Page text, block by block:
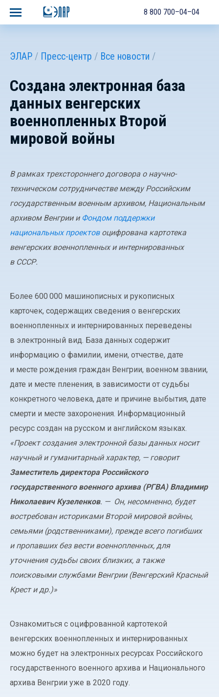
8 800 700–04–04
ЭЛАР Пресс-центр Все новости
Создана электронная база
данных венгерских
военнопленных Второй
мировой войны
В рамках трехстороннего договора о научно-
техническом сотрудничестве между Российским
государственным военным архивом, Национальным
архивом Венгрии и Фондом поддержки
национальных проектовоцифрована картотека
венгерских военнопленных и интернированных
в СССР.
Более 600 000 машинописных и рукописных
карточек, содержащих сведения о венгерских
военнопленных и интернированных переведены
в электронный вид. База данных содержит
информацию о фамилии, имени, отчестве, дате
и месте рождения граждан Венгрии, военном звании,
дате и месте пленения, в зависимости от судьбы
конкретного человека, дате и причине выбытия, дате
смерти и месте захоронения. Информационный
ресурс создан на русском и английском языках.
«Проект создания электронной базы данных носит
научный и гуманитарный характер, — говорит
Заместитель директора Российского
государственного военного архива (РГВА) Владимир
Николаевич Кузеленков. — Он, несомненно, будет
востребован историками Второй мировой войны,
семьями (родственниками), прежде всего погибших
и пропавших без вести военнопленных, для
уточнения судьбы своих близких, а также
поисковыми службами Венгрии (Венгерский Красный
Крест и др.)»
Ознакомиться с оцифрованной картотекой
венгерских военнопленных и интернированных
можно будет на электронных ресурсах Российского
государственного военного архива и Национального
архива Венгрии уже в 2020 году.